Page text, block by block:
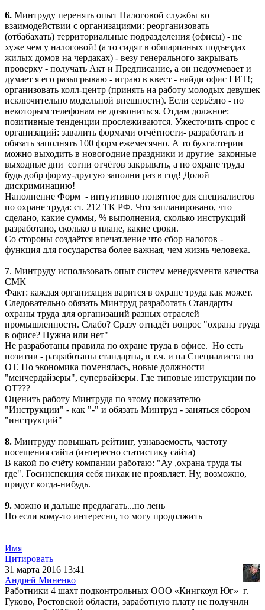
6. Минтруду перенять опыт Налоговой службы во
взаимодействии с организациями: реорганизовать
(отбабахать) территориальные подразделения (офисы) - не
хуже чем у налоговой! (а то сидят в обшарпаных подъездах
жилых домов на чердаках) - везу генерального закрывать
проверку - получать Акт и Предписание, а он недоумевает и
думает я его разыгрываю - играю в квест - найди офис ГИТ!;
организовать колл-центр (принять на работу молодых девушек
исключительно модельной внешности). Если серьёзно - по
некоторым телефонам не дозвониться. Отдам должное:
позитивные тенденции прослеживаются. Ужесточить спрос с
организаций: завалить формами отчётности- разработать и
обязать заполнять 100 форм ежемесячно. А то бухгалтерии
можно выходить в новогодние праздники и другие законные
выходные дни сотни отчётов закрывать, а по охране труда
будь добр форму-другую заполни раз в год! Долой
дискриминацию!
Наполнение Форм - интуитивно понятное для специалистов
по охране труда: ст. 212 ТК РФ. Что запланировано, что
сделано, какие суммы, % выполнения, сколько инструкций
разработано, сколько в плане, какие сроки.
Со стороны создаётся впечатление что сбор налогов -
функция для государства более важная, чем жизнь человека.
7. Минтруду использовать опыт систем менеджмента качества
СМК
Факт: каждая организация варится в охране труда как может.
Следовательно обязать Минтруд разработать Стандарты
охраны труда для организаций разных отраслей
промышленности. Слабо? Сразу отпадёт вопрос "охрана труда
в офисе? Нужна или нет"
Не разработаны правила по охране труда в офисе. Но есть
позитив - разработаны стандарты, в т.ч. и на Специалиста по
ОТ. Но экономика поменялась, новые должности
"менчердайзеры", супервайзеры. Где типовые инструкции по
ОТ???
Оценить работу Минтруда по этому показателю
"Инструкции" - как "-" и обязать Минтруд - заняться сбором
"инструкций"
8. Минтруду повышать рейтинг, узнаваемость, частоту
посещения сайта (интересно статистику сайта)
В какой по счёту компании работаю: "Ау ,охрана труда ты
где". Госинспекция себя никак не проявляет. Ну, возможно,
придут когда-нибудь.
9. можно и дальше предлагать...но лень
Но если кому-то интересно, то могу продолжить
Имя
Цитировать
31 марта 2016 13:41
Андрей Миненко
Работники 4 шахт подконтрольных ООО «Кингкоул Юг» г.
Гуково, Ростовской области, заработную плату не получили